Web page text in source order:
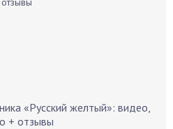
«Русский желтый»: видео,
+ отзывы